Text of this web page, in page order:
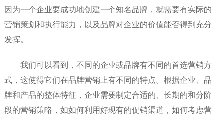
因为一个企业要成功地创建一个知名品牌，就需要有实际的
营销策划和执行能力，以及品牌对企业的价值能否得到充分
发挥。
我们可以看到，不同的企业或品牌有不同的首选营销方
式，这使得它们在品牌营销上有不同的特点。根据企业、品
牌和产品的整体特征，企业需要制定合适的、长期的和分阶
段的营销策略，如如何利用好现有的促销渠道，如何考虑营